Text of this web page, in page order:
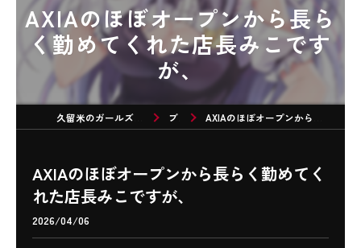
AXIAのほぼオープンから長ら
く勤めてくれた店長みこです
が、
ブログ AXIAのほぼオープンから長らく勤めてくれた店長みこですが、
AXIAのほぼオープンから長らく勤めてく
れた店長みこですが、
2026/04/06